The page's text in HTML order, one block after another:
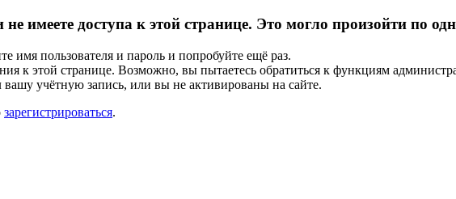
имеете доступа к этой странице. Это могло произойти по
имя пользователя и пароль и попробуйте ещё раз.
к этой странице. Возможно, вы пытаетесь обратиться к функциям
учётную запись, или вы не активированы на сайте.
зарегистрироваться.